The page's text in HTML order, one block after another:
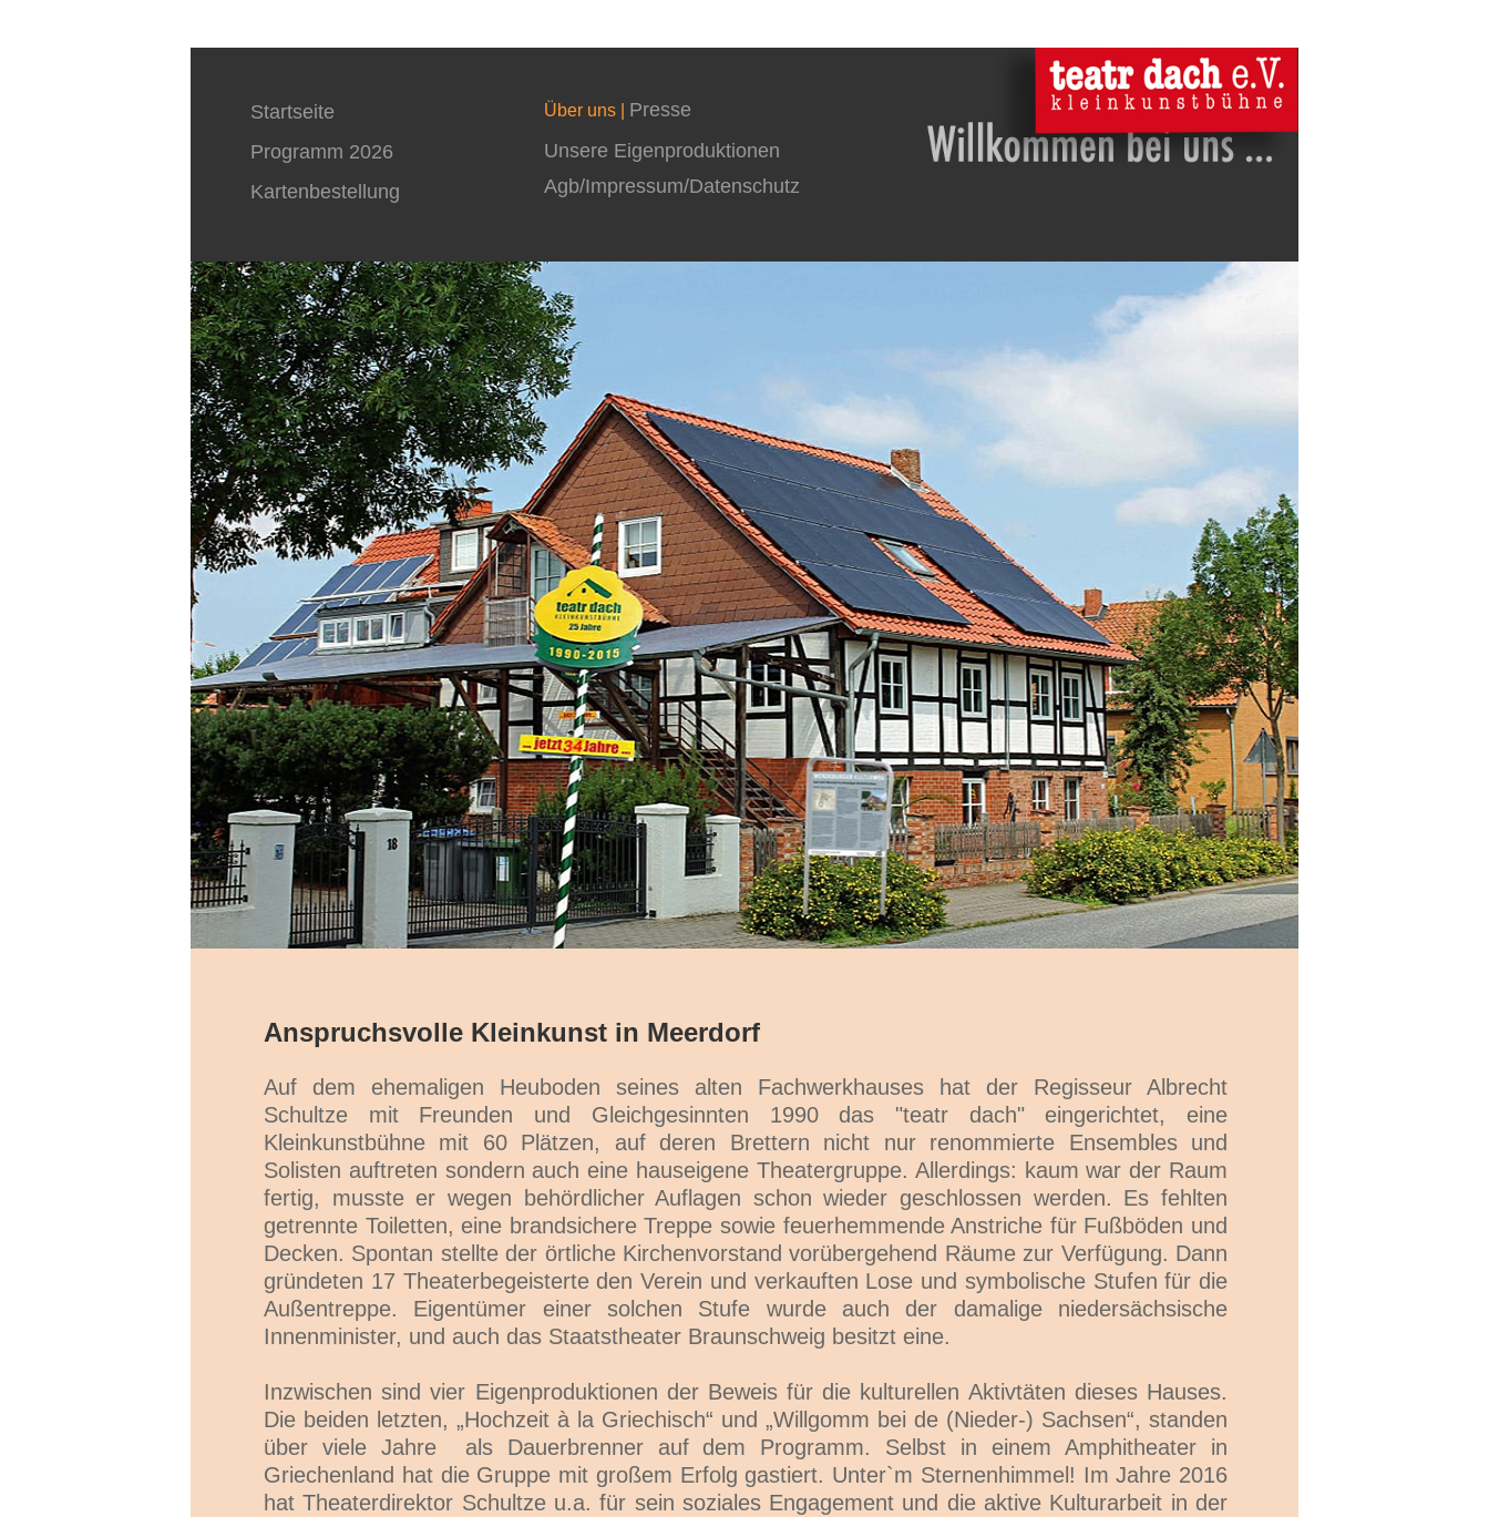
Anspruchsvolle Kleinkunst in Meerdorf
Auf dem ehemaligen Heuboden seines alten Fachwerkhauses hat der Regisseur Albrecht
Schultze mit Freunden und Gleichgesinnten 1990 das "teatr dach" eingerichtet, eine
Kleinkunstbühne mit 60 Plätzen, auf deren Brettern nicht nur renommierte Ensembles und
Solisten auftreten sondern auch eine hauseigene Theatergruppe. Allerdings: kaum war der Raum
fertig, musste er wegen behördlicher Auflagen schon wieder geschlossen werden. Es fehlten
getrennte Toiletten, eine brandsichere Treppe sowie feuerhemmende Anstriche für Fußböden und
Decken. Spontan stellte der örtliche Kirchenvorstand vorübergehend Räume zur Verfügung. Dann
gründeten 17 Theaterbegeisterte den Verein und verkauften Lose und symbolische Stufen für die
Außentreppe. Eigentümer einer solchen Stufe wurde auch der damalige niedersächsische
Innenminister, und auch das Staatstheater Braunschweig besitzt eine.
Inzwischen sind vier Eigenproduktionen der Beweis für die kulturellen Aktivtäten dieses Hauses.
Die beiden letzten, „Hochzeit à la Griechisch“ und „Willgomm bei de (Nieder-) Sachsen“, standen
über viele Jahre als Dauerbrenner auf dem Programm. Selbst in einem Amphitheater in
Griechenland hat die Gruppe mit großem Erfolg gastiert. Unter`m Sternenhimmel! Im Jahre 2016
hat Theaterdirektor Schultze u.a. für sein soziales Engagement und die aktive Kulturarbeit in der
Startseite
Programm 2026
Kartenbestellung
Über uns | Presse
Unsere Eigenproduktionen
Agb/Impressum/Datenschutz